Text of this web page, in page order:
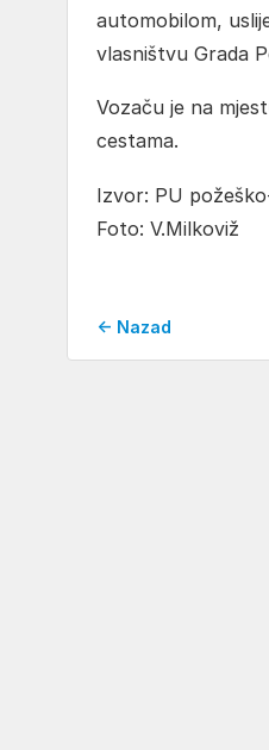
automobilom,
vlasništvu Grada
Vozaču je na
cestama.
Izvor: PU
Foto: V.Milkoviž
← Nazad